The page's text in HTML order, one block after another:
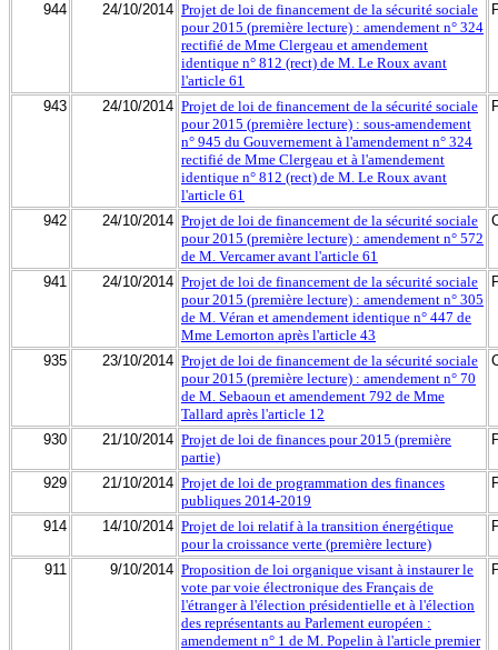
944 24/10/2014 Projet de loi de financement de la sécurité sociale
pour 2015 (première lecture) : amendement n° 324
rectifié de Mme Clergeau et amendement
identique n° 812 (rect) de M. Le Roux avant
l'article 61
943 24/10/2014 Projet de loi de financement de la sécurité sociale
pour 2015 (première lecture) : sous-amendement
n° 945 du Gouvernement à l'amendement n° 324
rectifié de Mme Clergeau et à l'amendement
identique n° 812 (rect) de M. Le Roux avant
l'article 61
942 24/10/2014 Projet de loi de financement de la sécurité sociale
pour 2015 (première lecture) : amendement n° 572
de M. Vercamer avant l'article 61
941 24/10/2014 Projet de loi de financement de la sécurité sociale
pour 2015 (première lecture) : amendement n° 305
de M. Véran et amendement identique n° 447 de
Mme Lemorton après l'article 43
935 23/10/2014 Projet de loi de financement de la sécurité sociale
pour 2015 (première lecture) : amendement n° 70
de M. Sebaoun et amendement 792 de Mme
Tallard après l'article 12
930 21/10/2014 Projet de loi de finances pour 2015 (première
partie)
929 21/10/2014 Projet de loi de programmation des finances
publiques 2014-2019
914 14/10/2014 Projet de loi relatif à la transition énergétique
pour la croissance verte (première lecture)
911 9/10/2014 Proposition de loi organique visant à instaurer le
vote par voie électronique des Français de
l'étranger à l'élection présidentielle et à l'élection
des représentants au Parlement européen :
amendement n° 1 de M. Popelin à l'article premier